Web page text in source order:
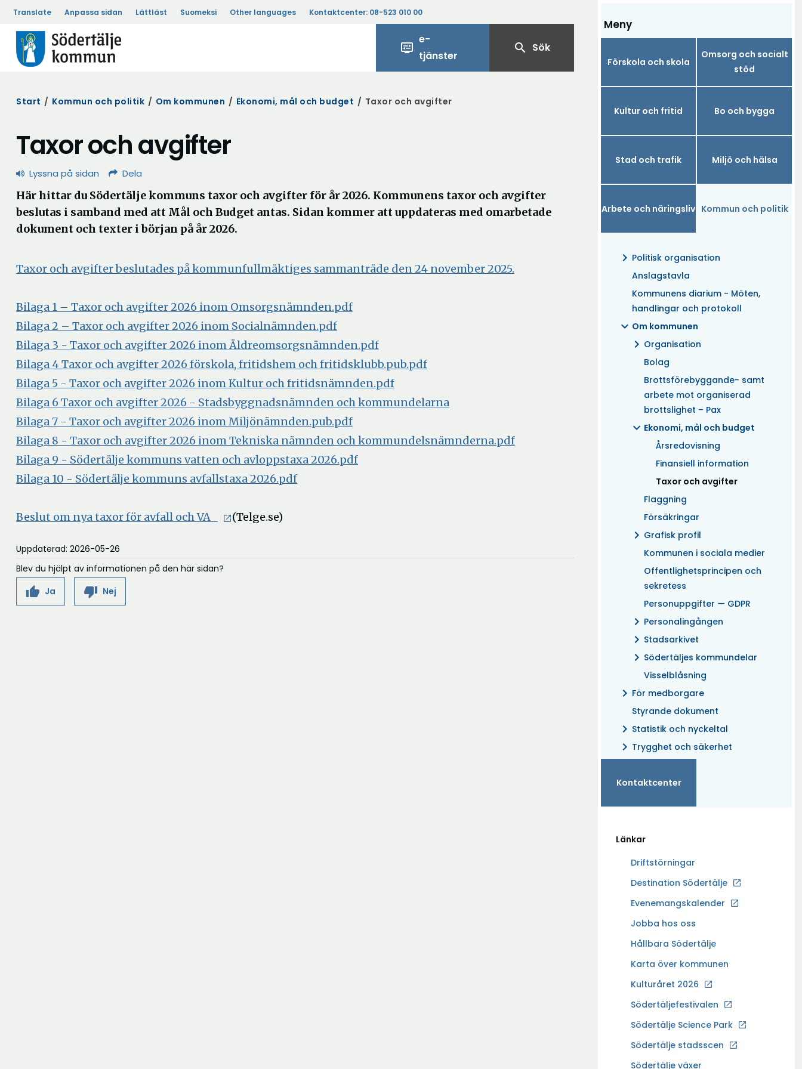
Translate Anpassa sidan Lättläst Suomeksi Other languages Kontaktcenter: 08-523 010 00
display_settings
e-
tjänster
search Sök
Meny
Förskola och skola
Omsorg och socialt
stöd
Kultur och fritid Bo och bygga
Stad och trafik Miljö och hälsa
Arbete och näringsliv Kommun och politik
chevron_right Politisk organisation
Anslagstavla
Kommunens diarium - Möten,
handlingar och protokoll
expand_more Om kommunen
chevron_right Organisation
Bolag
Brottsförebyggande- samt
arbete mot organiserad
brottslighet – Pax
expand_more Ekonomi, mål och budget
Årsredovisning
Finansiell information
Taxor och avgifter
(Aktuell)
Flaggning
Försäkringar
chevron_right Grafisk profil
Kommunen i sociala medier
Offentlighetsprincipen och
sekretess
Personuppgifter — GDPR
chevron_right Personalingången
chevron_right Stadsarkivet
chevron_right Södertäljes kommundelar
Visselblåsning
chevron_right För medborgare
Styrande dokument
chevron_right Statistik och nyckeltal
chevron_right Trygghet och säkerhet
Kontaktcenter
Länkar
Driftstörningar
Destination Södertälje
Ö
p
n
a
y
t
f
ö
n
Evenemangskalender
Jobba hos oss
Ö
p
n
a
y
t
Hållbara Södertälje
Karta över kommunen
Kulturåret 2026
Södertäljefestivalen
Södertälje Science Park
Ö
p
Södertälje stadsscen
Södertälje växer
Start / Kommun och politik / Om kommunen / Ekonomi, mål och budget / Taxor och avgifter
Taxor och avgifter
Lyssna på sidan Dela
Här hittar du Södertälje kommuns taxor och avgifter för år 2026. Kommunens taxor och avgifter
beslutas i samband med att Mål och Budget antas. Sidan kommer att uppdateras med omarbetade
dokument och texter i början på år 2026.
Taxor och avgifter beslutades på kommunfullmäktiges sammanträde den 24 november 2025.
Bilaga 1 – Taxor och avgifter 2026 inom Omsorgsnämnden.pdf
Bilaga 2 – Taxor och avgifter 2026 inom Socialnämnden.pdf
Bilaga 3 - Taxor och avgifter 2026 inom Äldreomsorgsnämnden.pdf
Bilaga 4 Taxor och avgifter 2026 förskola, fritidshem och fritidsklubb.pub.pdf
Bilaga 5 - Taxor och avgifter 2026 inom Kultur och fritidsnämnden.pdf
Bilaga 6 Taxor och avgifter 2026 - Stadsbyggnadsnämnden och kommundelarna
Bilaga 7 - Taxor och avgifter 2026 inom Miljönämnden.pub.pdf
Bilaga 8 - Taxor och avgifter 2026 inom Tekniska nämnden och kommundelsnämnderna.pdf
Bilaga 9 - Södertälje kommuns vatten och avloppstaxa 2026.pdf
Bilaga 10 - Södertälje kommuns avfallstaxa 2026.pdf
Beslut om nya taxor för avfall och VA (Telge.se)
Uppdaterad: 2026-05-26
Blev du hjälpt av informationen på den här sidan?
thumb_up Ja thumb_down Nej